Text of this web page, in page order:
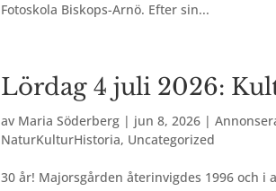
Fotoskola Biskops-Arnö. Efter sin...
Lördag 4 juli 2026:
av Maria Söderberg | jun 8, 2026 |
NaturKulturHistoria, Uncategorized
30 år! Majorsgården återinvigdes 1996 och